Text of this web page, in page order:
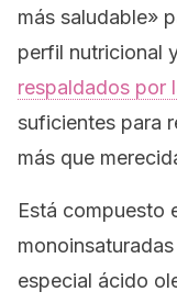
más saludable»
perfil nutricional
respaldados por
suficientes para
más que
Está compuesto
especial ácido